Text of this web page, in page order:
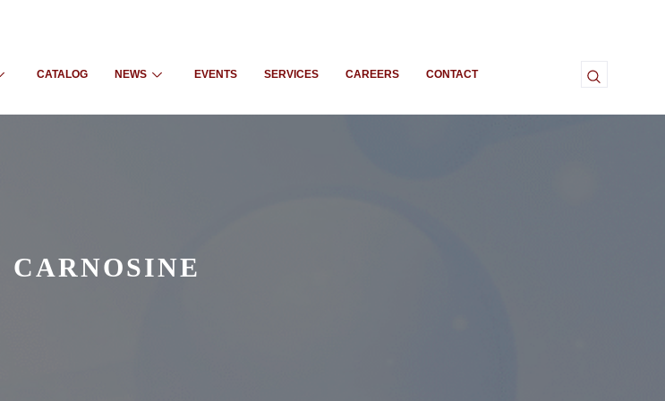
CATALOG NEWS EVENTS SERVICES CAREERS CONTACT
CARNOSINE